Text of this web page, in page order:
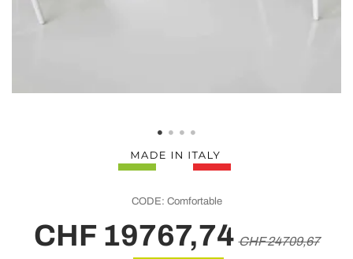
CODE: Comfortable
CHF 19767,74 CHF 24709,67